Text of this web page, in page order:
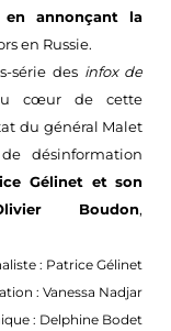
annonçant la
en Russie.
série des infox de
cœur de cette
du général Malet
désinformation
Gélinet et son
Boudon,
: Patrice Gélinet
: Vanessa Nadjar
: Delphine Bodet